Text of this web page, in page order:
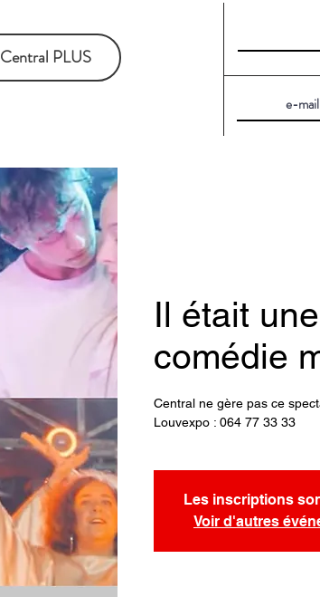
Central PLUS
Il était
comédie
Central ne gère pas ce
Louvexpo : 064 77 33 33
Les inscriptions
Voir d'autres